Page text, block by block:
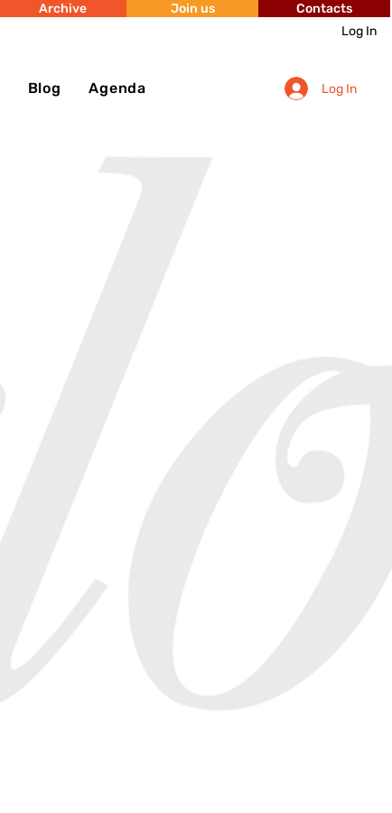
Log In
Archive Join us Contacts
Blog Agenda Log In